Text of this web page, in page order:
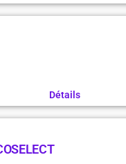
Détails